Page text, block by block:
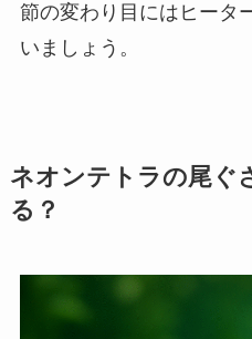
節の変わり目にはヒータ
いましょう。
ネオンテトラの尾ぐ
る？